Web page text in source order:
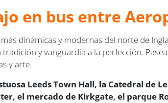
en bus entre
dinámicas y modernas del norte de
y vanguardia a la perfección.
y arte.
Leeds Town Hall, la Catedral de
el mercado de Kirkgate, el parque